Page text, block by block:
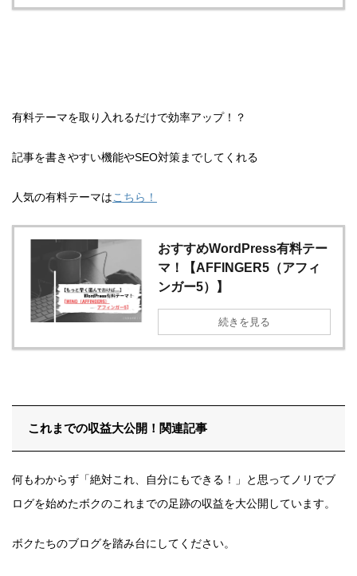
有料テーマを取り入れるだけで効率アップ！？
記事を書きやすい機能やSEO対策までしてくれる
人気の有料テーマはこちら！
おすすめWordPress有料テー
マ！【AFFINGER5（アフィ
ンガー5）】
続きを見る
これまでの収益大公開！関連記事
何もわからず「絶対これ、自分にもできる！」と思ってノリでブ
ログを始めたボクのこれまでの足跡の収益を大公開しています。
ボクたちのブログを踏み台にしてください。